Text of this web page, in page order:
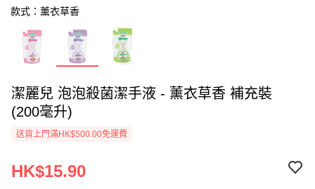
款式：薰衣草香
潔麗兒 泡泡殺菌潔手液 - 薰衣草香 補充裝
(200毫升)
送貨上門滿HK$500.00免運費
HK$15.90